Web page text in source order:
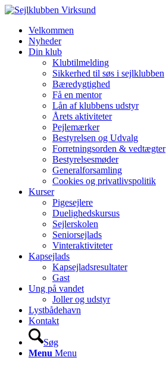
Velkommen
Nyheder
Din klub
Klubtilmelding
Sikkerhed til søs i sejlklubben
Bæredygtighed
Få en mentor
Lån af klubbens udstyr
Årets aktiviteter
Pejlemærker
Bestyrelsen og Udvalg
Forretningsorden & vedtægter
Bestyrelsesmøder
Generalforsamling
Cookies og privatlivspolitik
Kurser
Pigesejlere
Duelighedskursus
Sejlerskolen
Seniorsejlads
Vinteraktiviteter
Kapsejlads
Kapsejladsresultater
Gast
Ung på vandet
Joller og udstyr
Lystbådehavn
Kontakt
Søg
Menu Menu